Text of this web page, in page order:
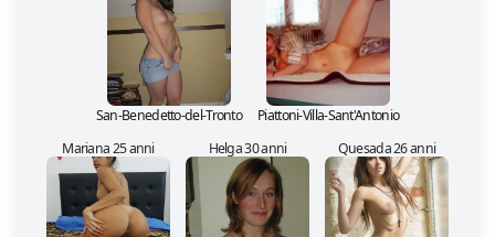
San-Benedetto-del-Tronto
Piattoni-Villa-Sant'Antonio
Mariana 25 anni
Helga 30 anni Quesada 26 anni